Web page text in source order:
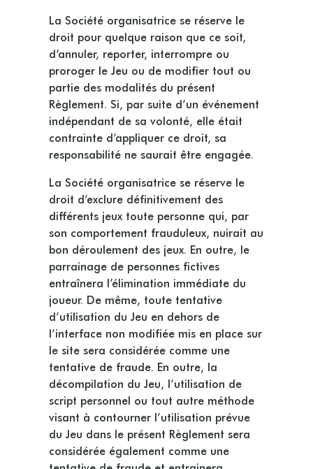
La Société organisatrice se réserve le
droit pour quelque raison que ce soit,
d’annuler, reporter, interrompre ou
proroger le Jeu ou de modifier tout ou
partie des modalités du présent
Règlement. Si, par suite d’un événement
indépendant de sa volonté, elle était
contrainte d’appliquer ce droit, sa
responsabilité ne saurait être engagée.
La Société organisatrice se réserve le
droit d’exclure définitivement des
différents jeux toute personne qui, par
son comportement frauduleux, nuirait au
bon déroulement des jeux. En outre, le
parrainage de personnes fictives
entraînera l’élimination immédiate du
joueur. De même, toute tentative
d’utilisation du Jeu en dehors de
l’interface non modifiée mis en place sur
le site sera considérée comme une
tentative de fraude. En outre, la
décompilation du Jeu, l’utilisation de
script personnel ou tout autre méthode
visant à contourner l’utilisation prévue
du Jeu dans le présent Règlement sera
considérée également comme une